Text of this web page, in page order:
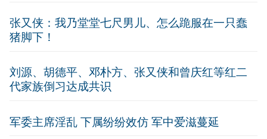
张又侠：我乃堂堂七尺男儿、怎么跪服在一只蠢
猪脚下！
刘源、胡德平、邓朴方、张又侠和曾庆红等红二
代家族倒习达成共识
军委主席淫乱 下属纷纷效仿 军中爱滋蔓延